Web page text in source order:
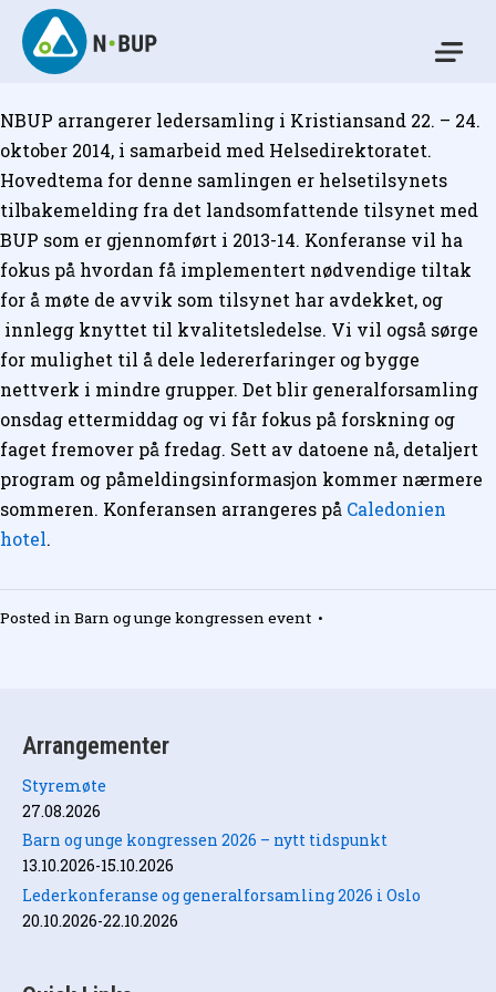
Skip
content
N-BUP
NBUP arrangerer ledersamling i Kristiansand 22. – 24.
oktober 2014, i samarbeid med Helsedirektoratet.
Hovedtema for denne samlingen er helsetilsynets
tilbakemelding fra det landsomfattende tilsynet med
BUP som er gjennomført i 2013-14. Konferanse vil ha
fokus på hvordan få implementert nødvendige tiltak
for å møte de avvik som tilsynet har avdekket, og
innlegg knyttet til kvalitetsledelse. Vi vil også sørge
for mulighet til å dele ledererfaringer og bygge
nettverk i mindre grupper. Det blir generalforsamling
onsdag ettermiddag og vi får fokus på forskning og
faget fremover på fredag. Sett av datoene nå, detaljert
program og påmeldingsinformasjon kommer nærmere
sommeren. Konferansen arrangeres på Caledonien
hotel.
Posted in Barn og unge kongressen event •
Arrangementer
Styremøte
27.08.2026
Barn og unge kongressen 2026 – nytt tidspunkt
13.10.2026-15.10.2026
Lederkonferanse og generalforsamling 2026 i Oslo
20.10.2026-22.10.2026